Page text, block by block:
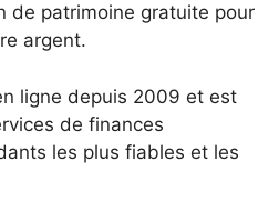
de patrimoine gratuite pour
argent.
ligne depuis 2009 et est
de finances
les plus fiables et les